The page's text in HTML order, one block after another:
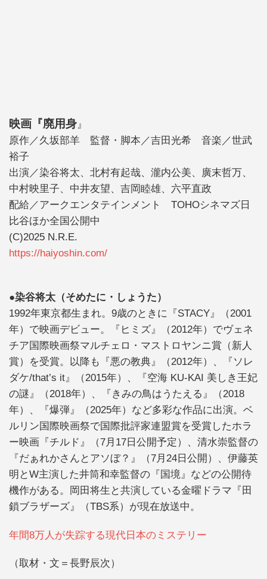
映画『廃用身』
原作／久坂部羊 監督・脚本／吉田光希 音楽／世武
裕子
出演／染谷将太、北村有起哉、瀧内公美、廣末哲万、
中村映里子、中井友望、吉岡睦雄、六平直政
配給／アークエンタテインメント TOHOシネマズ日
比谷ほか全国公開中
(C)2025 N.R.E.
https://haiyoshin.com/
●染谷将太（そめたに・しょうた）
1992年東京都生まれ。9歳のときに『STACY』（2001
年）で映画デビュー。『ヒミズ』（2012年）でヴェネ
チア国際映画祭マルチェロ・マストロヤンニ賞（新人
賞）を受賞。以降も『悪の教典』（2012年）、『ソレ
ダケ/that’s it』（2015年）、『空海 KU-KAI 美しき王妃
の謎』（2018年）、『きみの鳥はうたえる』（2018
年）、『爆弾』（2025年）など多彩な作品に出演。ベ
ルリン国際映画祭で国際批評家連盟賞を受賞したホラ
ー映画『チルド』（7月17日公開予定）、清水崇監督の
『だぁれかさんとアソぼ？』（7月24日公開）、伊藤英
明とW主演した井筒和幸監督の『国境』などの公開待
機作がある。岡田将生と共演している金曜ドラマ『田
鎖ブラザーズ』（TBS系）が現在放送中。
年間8万人が失踪する現代日本のミステリー
（取材・文＝長野辰次）